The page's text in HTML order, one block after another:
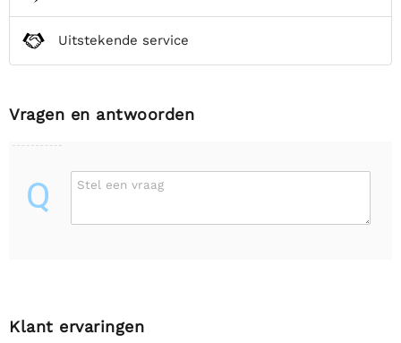
Uitstekende service
Vragen en antwoorden
Q Stel een vraag
Klant ervaringen